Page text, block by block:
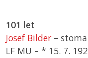
101 let
Josef Bilder –
LF MU – * 15. 7.